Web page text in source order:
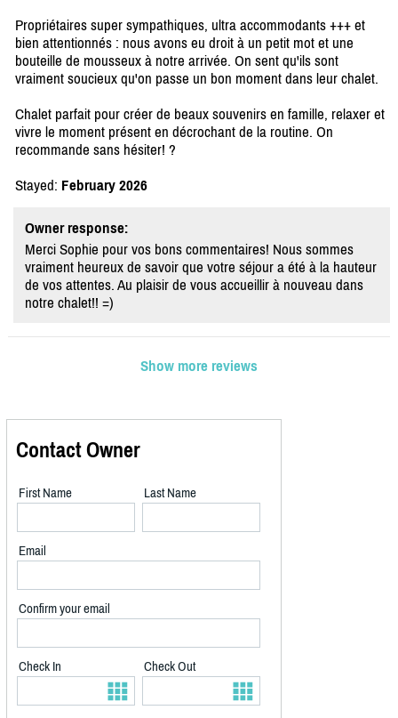
Propriétaires super sympathiques, ultra accommodants +++ et
bien attentionnés : nous avons eu droit à un petit mot et une
bouteille de mousseux à notre arrivée. On sent qu'ils sont
vraiment soucieux qu'on passe un bon moment dans leur chalet.
Chalet parfait pour créer de beaux souvenirs en famille, relaxer et
vivre le moment présent en décrochant de la routine. On
recommande sans hésiter! ?
Stayed: February 2026
Owner response:
Merci Sophie pour vos bons commentaires! Nous sommes
vraiment heureux de savoir que votre séjour a été à la hauteur
de vos attentes. Au plaisir de vous accueillir à nouveau dans
notre chalet!! =)
Show more reviews
Contact Owner
First Name Last Name
Email
Confirm your email
Check In Check Out